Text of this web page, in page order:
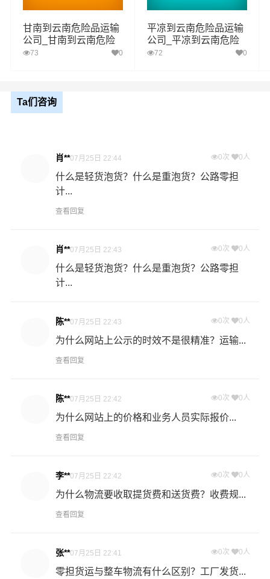
2、危险品仓储与危险品运输一体化，资源有效整合。
3、专业从事危险品运输十年以上经验，为客户解决危险品
运输、危化品运输后顾之忧。
多种服务可搭配选择
后一公里的无忧配送。
卡班运输：张掖危险品物流的核心产品之一，卡车航班为
加急运输：门到门一站式公路运输，为您解决急需货物的
物流运输难题。 可根据危险货物实际情况优先装车发运，
在要求的时间内为您提供最具性价比的物流服务。
物品质的高度安全，全程GPS车载定位系统实时监控，京
王危险品物流让您随时随地掌控货物在途信息。
★ 本站所列张掖到云南危险品物流运输费用与时效仅供参
运的所有物品；如果您的货物需要临时存放，请尽早最快
通知公司客服以便安排仓库存放。
★ 为了提高张掖到云南危险品运输的服务质量，欢迎您对
理意见汇报于您，非常感谢您对我们的支持，我们将为客
户的需求做出不懈的努力，您的满意就是我们前进的动力!
甘南到云南危险品运输
公司_甘南到云南危险
品物流货运专线
73 0
平凉到云南危险品运输
公司_平凉到云南危险
品物流货运专线
72 0
Ta们咨询
肖**07月25日 22:44 0次 0人
什么是轻货泡货？什么是重泡货？公路零担
计...
查看回复
肖**07月25日 22:43 0次 0人
什么是轻货泡货？什么是重泡货？公路零担
计...
陈**07月25日 22:43 0次 0人
为什么网站上公示的时效不是很精准？运输...
查看回复
陈**07月25日 22:42 0次 0人
为什么网站上的价格和业务人员实际报价...
查看回复
李**07月25日 22:42 0次 0人
为什么物流要收取提货费和送货费？收费规...
查看回复
张**07月25日 22:41 0次 0人
零担货运与整车物流有什么区别？工厂发货...